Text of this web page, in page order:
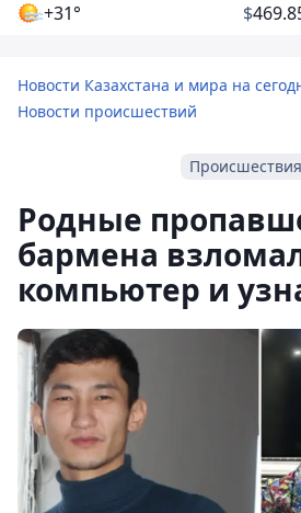
+31° $
Новости Казахстана и мира на
Новости происшествий
Происшествия
Родные
бармена
компьютер и